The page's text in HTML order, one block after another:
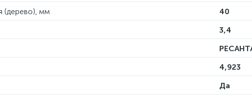
(дерево), мм
40
3,4
4,923
Да